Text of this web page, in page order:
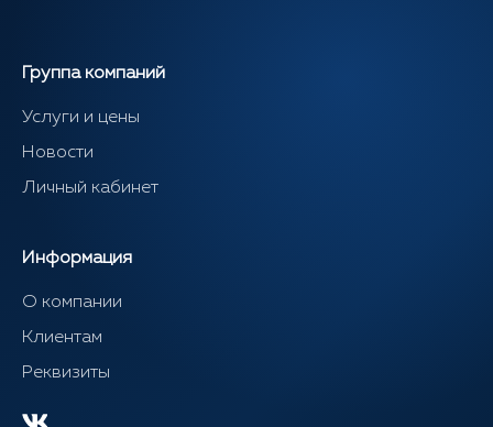
Группа компаний
Услуги и цены
Новости
Личный кабинет
Информация
О компании
Клиентам
Реквизиты